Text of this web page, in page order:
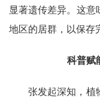
显著遗传差异。这意
地区的居群，以保存
科普赋
张发起深知，植